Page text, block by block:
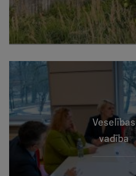
Veselības
vadība